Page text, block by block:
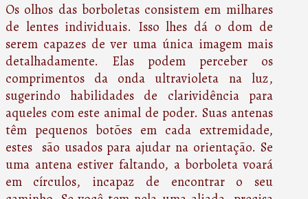
Os olhos das borboletas consistem em milhares
de lentes individuais. Isso lhes dá o dom de
serem capazes de ver uma única imagem mais
detalhadamente. Elas podem perceber os
comprimentos da onda ultravioleta na luz,
sugerindo habilidades de clarividência para
aqueles com este animal de poder. Suas antenas
têm pequenos botões em cada extremidade,
estes são usados para ajudar na orientação. Se
uma antena estiver faltando, a borboleta voará
em círculos, incapaz de encontrar o seu